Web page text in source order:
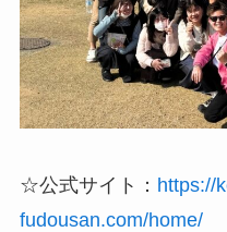
☆公式サイト： https://
fudousan.com/home/